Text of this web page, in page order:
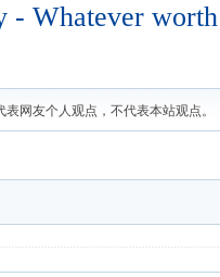
- Whatever
表网友个人观点，不代表本站观点。